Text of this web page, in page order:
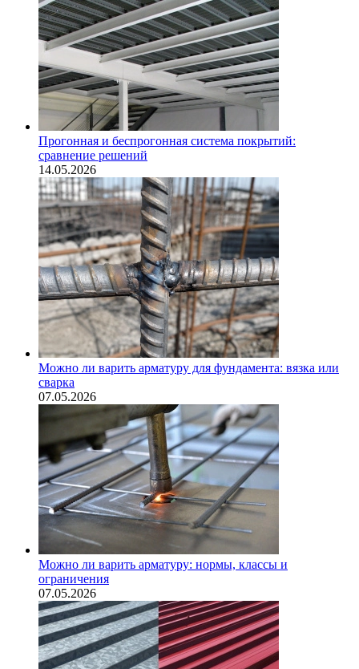
Прогонная и беспрогонная система покрытий:
сравнение решений
14.05.2026
Можно ли варить арматуру для фундамента: вязка или
сварка
07.05.2026
Можно ли варить арматуру: нормы, классы и
ограничения
07.05.2026